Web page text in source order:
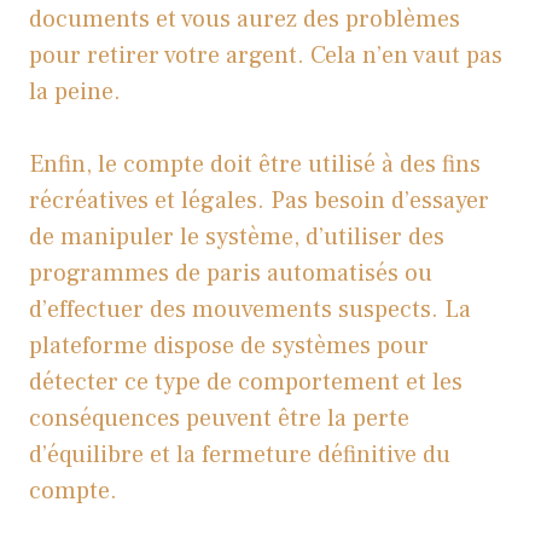
documents et vous aurez des problèmes
pour retirer votre argent. Cela n’en vaut pas
la peine.
Enfin, le compte doit être utilisé à des fins
récréatives et légales. Pas besoin d’essayer
de manipuler le système, d’utiliser des
programmes de paris automatisés ou
d’effectuer des mouvements suspects. La
plateforme dispose de systèmes pour
détecter ce type de comportement et les
conséquences peuvent être la perte
d’équilibre et la fermeture définitive du
compte.